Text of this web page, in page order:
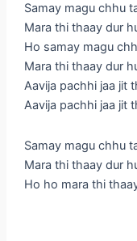
Samay magu chhu
Mara thi thaay dur
Ho samay magu
Mara thi thaay dur
Aavija pachhi jaa jit
Aavija pachhi jaa jit
Samay magu chhu
Mara thi thaay dur
Ho ho mara thi